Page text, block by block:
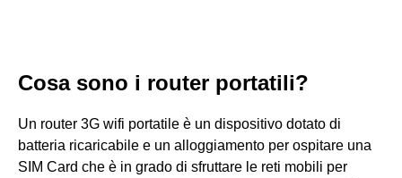
Cosa sono i router portatili?
Un router 3G wifi portatile è un dispositivo dotato di
batteria ricaricabile e un alloggiamento per ospitare una
SIM Card che è in grado di sfruttare le reti mobili per